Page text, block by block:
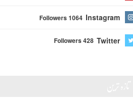
Instagram
Followers 1064
Twitter
Followers 428